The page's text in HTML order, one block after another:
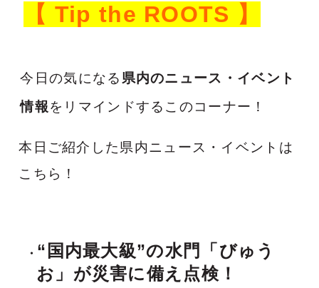
【 Tip the ROOTS 】
今日の気になる 県内のニュース・イベント
情報をリマインドするこのコーナー！
本日ご紹介した県内ニュース・イベントは
こちら！
“国内最大級”の水門「びゅう
お」が災害に備え点検！